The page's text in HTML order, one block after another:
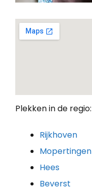
Plekken in de regio:
Rijkhoven
Mopertingen
Hees
Beverst